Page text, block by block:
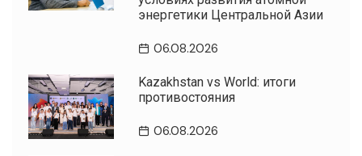
энергетики Центральной Азии
06.08.2026
Kazakhstan vs World: итоги
противостояния
06.08.2026